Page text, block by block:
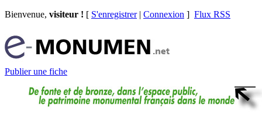
Bienvenue, visiteur ! [ S'enregistrer| Connexion ] Flux RSS
Publier une fiche